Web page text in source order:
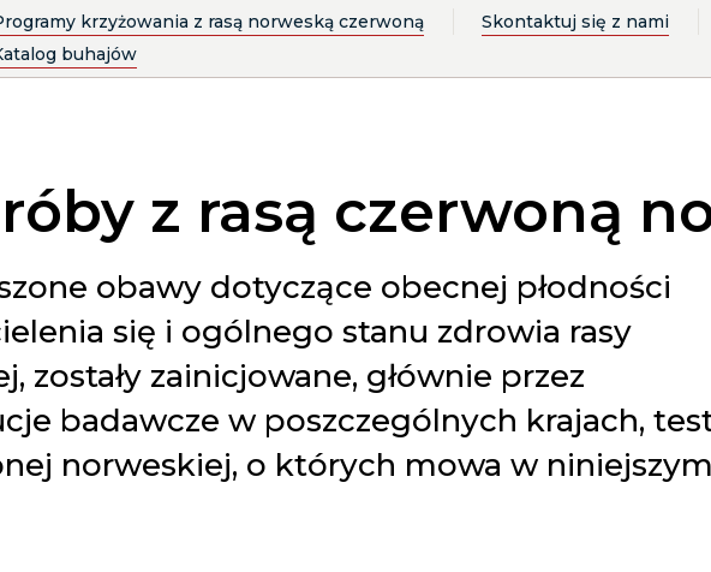
krzyżowania z rasą norweską czerwoną
Skontaktuj się z nami
buhajów
z rasą czerwoną
obawy dotyczące obecnej płodności
się i ogólnego stanu zdrowia rasy
zostały zainicjowane, głównie przez
badawcze w poszczególnych krajach,
norweskiej, o których mowa w niniejszym